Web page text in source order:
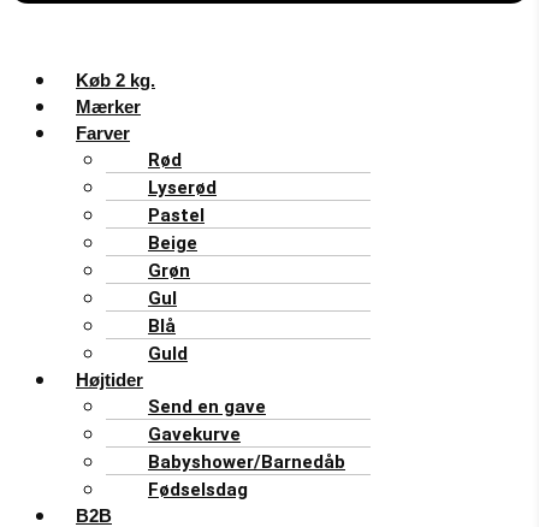
Køb 2 kg.
Mærker
Farver
Rød
Lyserød
Pastel
Beige
Grøn
Gul
Blå
Guld
Højtider
Send en gave
Gavekurve
Babyshower/Barnedåb
Fødselsdag
B2B